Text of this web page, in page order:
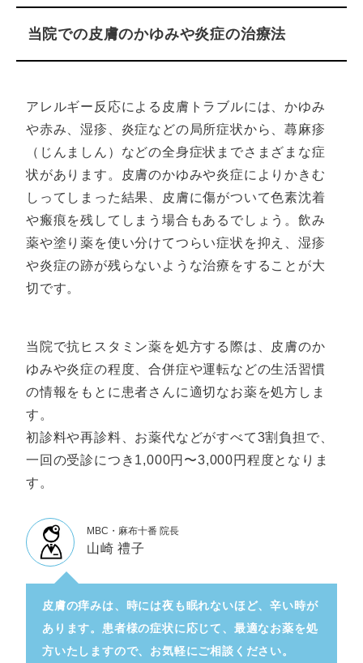
当院での皮膚のかゆみや炎症の治療法
アレルギー反応による皮膚トラブルには、かゆみ
や赤み、湿疹、炎症などの局所症状から、蕁麻疹
（じんましん）などの全身症状までさまざまな症
状があります。皮膚のかゆみや炎症によりかきむ
しってしまった結果、皮膚に傷がついて色素沈着
や瘢痕を残してしまう場合もあるでしょう。飲み
薬や塗り薬を使い分けてつらい症状を抑え、湿疹
や炎症の跡が残らないような治療をすることが大
切です。
当院で抗ヒスタミン薬を処方する際は、皮膚のか
ゆみや炎症の程度、合併症や運転などの生活習慣
の情報をもとに患者さんに適切なお薬を処方しま
す。
初診料や再診料、お薬代などがすべて3割負担で、
一回の受診につき1,000円〜3,000円程度となりま
す。
MBC・麻布十番 院長
山崎 禮子
皮膚の痒みは、時には夜も眠れないほど、辛い時が
あります。患者様の症状に応じて、最適なお薬を処
方いたしますので、お気軽にご相談ください。